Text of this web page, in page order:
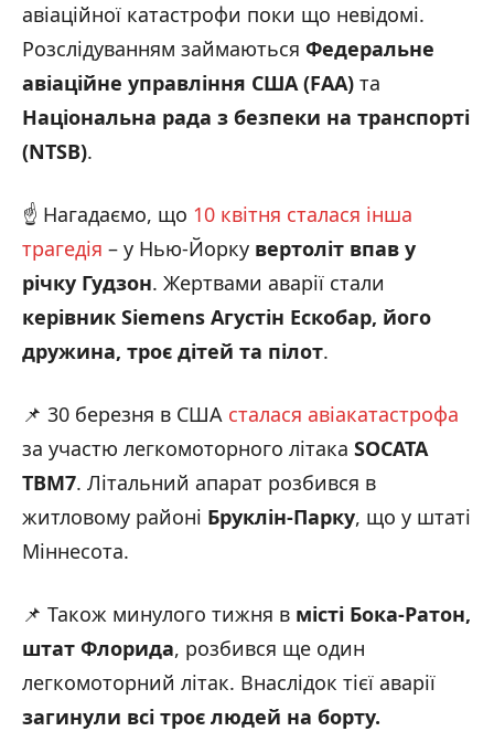
авіаційної катастрофи поки що невідомі.
Розслідуванням займаються Федеральне
авіаційне управління США (FAA) та
Національна рада з безпеки на транспорті
(NTSB).
☝️ Нагадаємо, що 10 квітня сталася інша
трагедія – у Нью-Йорку вертоліт впав у
річку Гудзон. Жертвами аварії стали
керівник Siemens Агустін Ескобар, його
дружина, троє дітей та пілот.
📌 30 березня в США сталася авіакатастрофа
за участю легкомоторного літака SOCATA
TBM7. Літальний апарат розбився в
житловому районі Бруклін-Парку, що у штаті
Міннесота.
📌 Також минулого тижня в місті Бока-Ратон,
штат Флорида, розбився ще один
легкомоторний літак. Внаслідок тієї аварії
загинули всі троє людей на борту.